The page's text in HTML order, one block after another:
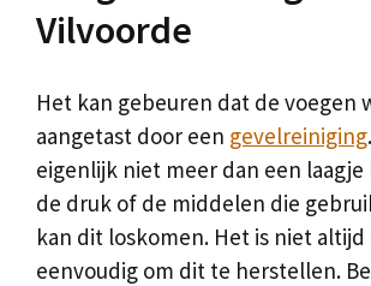
Vilvoorde
Het kan gebeuren dat de voegen
aangetast door een gevelreiniging
eigenlijk niet meer dan een laagje
de druk of de middelen die
kan dit loskomen. Het is niet altijd
eenvoudig om dit te herstellen.